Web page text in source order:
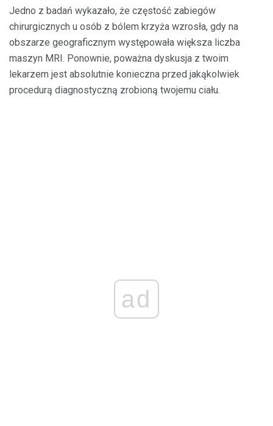
Jedno z badań wykazało, że częstość zabiegów
chirurgicznych u osób z bólem krzyża wzrosła, gdy na
obszarze geograficznym występowała większa liczba
maszyn MRI. Ponownie, poważna dyskusja z twoim
lekarzem jest absolutnie konieczna przed jakąkolwiek
procedurą diagnostyczną zrobioną twojemu ciału.
ad